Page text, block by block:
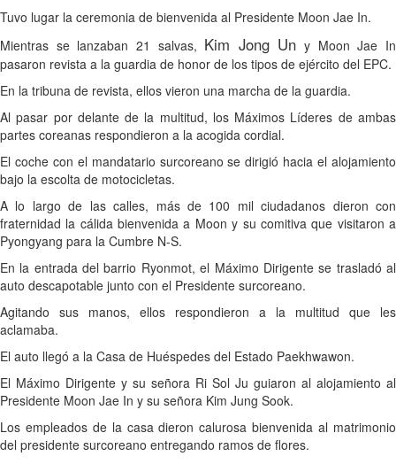
Tuvo lugar la ceremonia de bienvenida al Presidente Moon Jae In.
Mientras se lanzaban 21 salvas, Kim Jong Un y Moon Jae In
pasaron revista a la guardia de honor de los tipos de ejército del EPC.
En la tribuna de revista, ellos vieron una marcha de la guardia.
Al pasar por delante de la multitud, los Máximos Líderes de ambas
partes coreanas respondieron a la acogida cordial.
El coche con el mandatario surcoreano se dirigió hacia el alojamiento
bajo la escolta de motocicletas.
A lo largo de las calles, más de 100 mil ciudadanos dieron con
fraternidad la cálida bienvenida a Moon y su comitiva que visitaron a
Pyongyang para la Cumbre N-S.
En la entrada del barrio Ryonmot, el Máximo Dirigente se trasladó al
auto descapotable junto con el Presidente surcoreano.
Agitando sus manos, ellos respondieron a la multitud que les
aclamaba.
El auto llegó a la Casa de Huéspedes del Estado Paekhwawon.
El Máximo Dirigente y su señora Ri Sol Ju guiaron al alojamiento al
Presidente Moon Jae In y su señora Kim Jung Sook.
Los empleados de la casa dieron calurosa bienvenida al matrimonio
del presidente surcoreano entregando ramos de flores.